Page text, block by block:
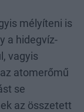
mélyíteni is
a hidegvíz-
vagyis
atomerőmű
se
az összetett